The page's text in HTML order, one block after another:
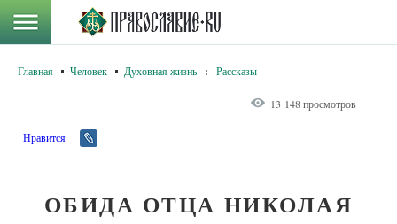
Главная Человек Духовная жизнь : Рассказы
13 148 просмотров
Нравится
ОБИДА ОТЦА НИКОЛАЯ